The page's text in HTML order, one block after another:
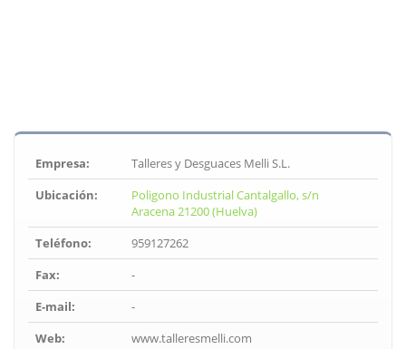
Empresa:
Talleres y Desguaces Melli S.L.
Ubicación:
Poligono Industrial Cantalgallo, s/n
Aracena 21200 (Huelva)
Teléfono:
959127262
Fax:
-
E-mail:
-
Web:
www.talleresmelli.com